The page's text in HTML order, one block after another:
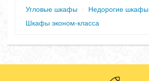
Угловые шкафы
Недорогие шкафы
Шкафы эконом-класса